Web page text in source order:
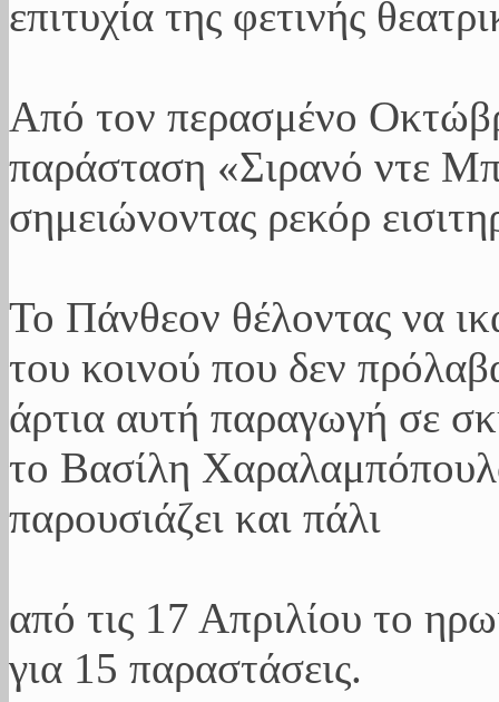
επιτυχία της φετινής
Από τον περασμένο
παράσταση «Σιρανό ντε
σημειώνοντας ρεκόρ
Το Πάνθεον θέλοντας να
του κοινού που δεν
άρτια αυτή παραγωγή σε
το Βασίλη
παρουσιάζει και πάλι
από τις 17 Απριλίου το
για 15 παραστάσεις.